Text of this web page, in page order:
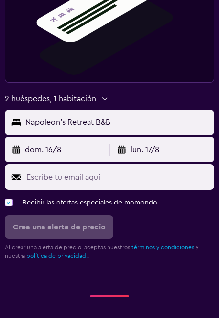
2 huéspedes, 1 habitación
Napoleon's Retreat B&B
dom. 16/8 lun. 17/8
Recibir las ofertas especiales de momondo
Crea una alerta de precio
Al crear una alerta de precio, aceptas nuestros términos y condiciones y
nuestra política de privacidad.